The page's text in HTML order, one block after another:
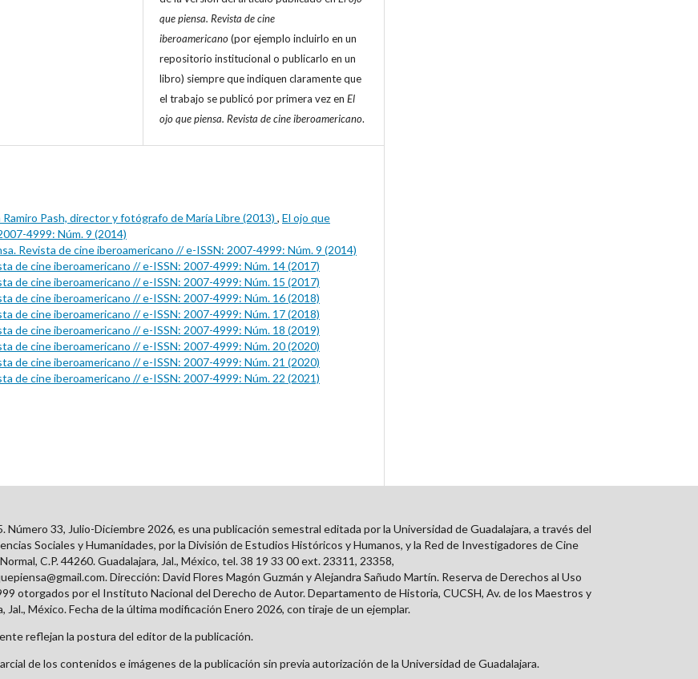
que piensa. Revista de cine
iberoamericano(por ejemplo incluirlo en un
repositorio institucional o publicarlo en un
libro) siempre que indiquen claramente que
el trabajo se publicó por primera vez en El
ojo que piensa. Revista de cine iberoamericano.
Pash, director y fotógrafo de María Libre (2013) , El ojo que
4999: Núm. 9 (2014)
Revista de cine iberoamericano // e-ISSN: 2007-4999: Núm. 9 (2014)
de cine iberoamericano // e-ISSN: 2007-4999: Núm. 14 (2017)
de cine iberoamericano // e-ISSN: 2007-4999: Núm. 15 (2017)
de cine iberoamericano // e-ISSN: 2007-4999: Núm. 16 (2018)
de cine iberoamericano // e-ISSN: 2007-4999: Núm. 17 (2018)
de cine iberoamericano // e-ISSN: 2007-4999: Núm. 18 (2019)
de cine iberoamericano // e-ISSN: 2007-4999: Núm. 20 (2020)
de cine iberoamericano // e-ISSN: 2007-4999: Núm. 21 (2020)
de cine iberoamericano // e-ISSN: 2007-4999: Núm. 22 (2021)
33, Julio-Diciembre 2026, es una publicación semestral editada por la Universidad de Guadalajara, a través del
Sociales y Humanidades, por la División de Estudios Históricos y Humanos, y la Red de Investigadores de Cine
C.P. 44260. Guadalajara, Jal., México, tel. 38 19 33 00 ext. 23311, 23358,
Dirección: David Flores Magón Guzmán y Alejandra Sañudo Martín. Reserva de Derechos al Uso
otorgados por el Instituto Nacional del Derecho de Autor. Departamento de Historia, CUCSH, Av. de los Maestros y
Jal., México. Fecha de la última modificación Enero 2026, con tiraje de un ejemplar.
reflejan la postura del editor de la publicación.
de los contenidos e imágenes de la publicación sin previa autorización de la Universidad de Guadalajara.